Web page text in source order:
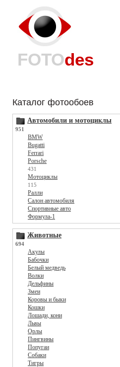
FOTOdes
Каталог фотообоев
Автомобили и мотоциклы
951
BMW
Bugatti
Ferrari
Porsche
431
Мотоциклы
115
Ралли
Салон автомобиля
Спортивные авто
Формула-1
Животные
694
Акулы
Бабочки
Белый медведь
Волки
Дельфины
Змеи
Коровы и быки
Кошки
Лошади, кони
Львы
Орлы
Пингвины
Попугаи
Собаки
Тигры